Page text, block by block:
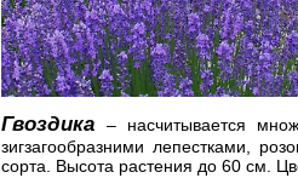
Гвоздика– насчитывается
зигзагообразними лепестками,
сорта. Высота растения до 60 см.